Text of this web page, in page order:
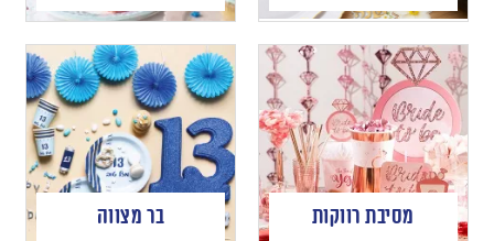
מסיבת רווקות בר מצווה